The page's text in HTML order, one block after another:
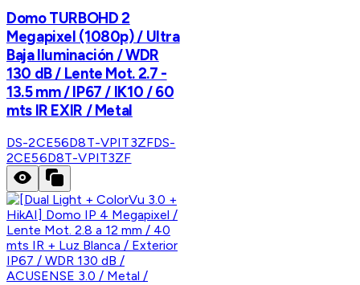
Domo TURBOHD 2
Megapixel (1080p) / Ultra
Baja Iluminación / WDR
130 dB / Lente Mot. 2.7 -
13.5 mm / IP67 / IK10 / 60
mts IR EXIR / Metal
DS-2CE56D8T-VPIT3ZFDS-
2CE56D8T-VPIT3ZF